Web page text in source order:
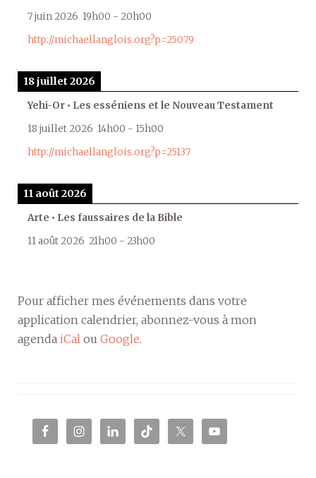
7 juin 2026 19h00 - 20h00
http://michaellanglois.org?p=25079
18 juillet 2026
Yehi-Or • Les esséniens et le Nouveau Testament
18 juillet 2026 14h00 - 15h00
http://michaellanglois.org?p=25137
11 août 2026
Arte • Les faussaires de la Bible
11 août 2026 21h00 - 23h00
Pour afficher mes événements dans votre
application calendrier, abonnez-vous à mon
agenda iCal ou Google.